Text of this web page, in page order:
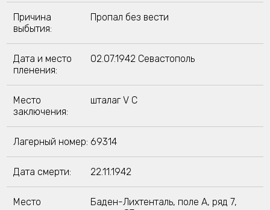
Причина
выбытия:
Пропал без вести
Дата и место
пленения:
02.07.1942 Севастополь
Место
заключения:
шталаг V C
Лагерный номер: 69314
Дата смерти: 22.11.1942
Место
Баден-Лихтенталь, поле A, ряд 7,